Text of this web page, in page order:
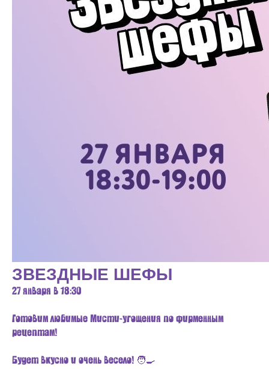
ЗВЕЗДНЫЕ ШЕФЫ
27 января в 18:30
Готовим любимые Мисти-угощения по фирменным
рецептам!
Будет вкусно и очень весело! 🧑‍🍳